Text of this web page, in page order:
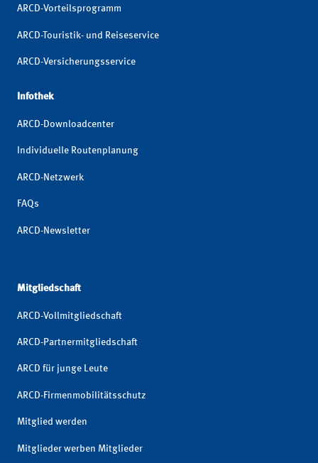
ARCD-Vorteilsprogramm
ARCD-Touristik- und Reiseservice
ARCD-Versicherungsservice
Infothek
ARCD-Downloadcenter
Individuelle Routenplanung
ARCD-Netzwerk
FAQs
ARCD-Newsletter
Mitgliedschaft
ARCD-Vollmitgliedschaft
ARCD-Partnermitgliedschaft
ARCD für junge Leute
ARCD-Firmenmobilitätsschutz
Mitglied werden
Mitglieder werben Mitglieder